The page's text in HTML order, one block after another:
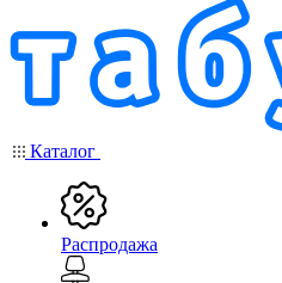
Каталог
Распродажа